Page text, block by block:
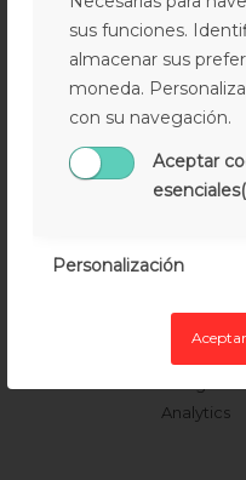
sus funciones.
almacenar sus
moneda.
con su navegación.
Aceptar
Personalización
Aceptar
Analytics